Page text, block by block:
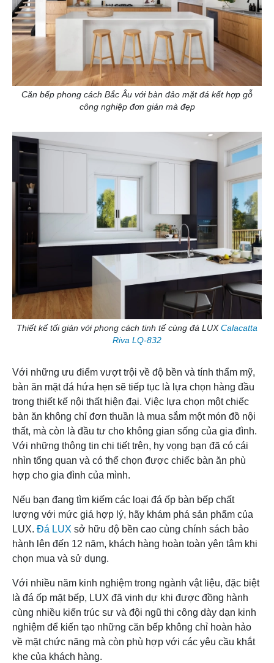
Căn bếp phong cách Bắc Âu với bàn đảo mặt đá kết hợp gỗ
công nghiệp đơn giản mà đẹp
Thiết kế tối giản với phong cách tinh tế cùng đá LUX Calacatta
Riva LQ-832
Với những ưu điểm vượt trội về độ bền và tính thẩm mỹ,
bàn ăn mặt đá hứa hẹn sẽ tiếp tục là lựa chọn hàng đầu
trong thiết kế nội thất hiện đại. Việc lựa chọn một chiếc
bàn ăn không chỉ đơn thuần là mua sắm một món đồ nội
thất, mà còn là đầu tư cho không gian sống của gia đình.
Với những thông tin chi tiết trên, hy vọng bạn đã có cái
nhìn tổng quan và có thể chọn được chiếc bàn ăn phù
hợp cho gia đình của mình.
Nếu bạn đang tìm kiếm các loại đá ốp bàn bếp chất
lượng với mức giá hợp lý, hãy khám phá sản phẩm của
LUX. Đá LUX sở hữu độ bền cao cùng chính sách bảo
hành lên đến 12 năm, khách hàng hoàn toàn yên tâm khi
chọn mua và sử dụng.
Với nhiều năm kinh nghiệm trong ngành vật liệu, đặc biệt
là đá ốp mặt bếp, LUX đã vinh dự khi được đồng hành
cùng nhiều kiến trúc sư và đội ngũ thi công dày dạn kinh
nghiệm để kiến tạo những căn bếp không chỉ hoàn hảo
về mặt chức năng mà còn phù hợp với các yêu cầu khắt
khe của khách hàng.